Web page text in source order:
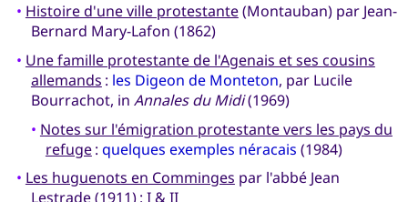
• Histoire d'une ville protestante(Montauban) par Jean-
Bernard Mary-Lafon (1862)
• Une famille protestante de l'Agenais et ses cousins
allemands : les Digeon de Monteton, par Lucile
Bourrachot, in Annales du Midi(1969)
• Notes sur l'émigration protestante vers les pays du
refuge: quelques exemples néracais (1984)
• Les huguenots en Comminges par l'abbé Jean
Lestrade (1911) : I & II